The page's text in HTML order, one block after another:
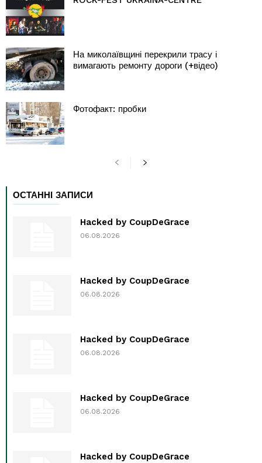
На миколаївщині перекрили трасу і
вимагають ремонту дороги (+відео)
Фотофакт: пробки
ОСТАННІ ЗАПИСИ
Hacked by CoupDeGrace
06.08.2026
Hacked by CoupDeGrace
06.08.2026
Hacked by CoupDeGrace
06.08.2026
Hacked by CoupDeGrace
06.08.2026
Hacked by CoupDeGrace